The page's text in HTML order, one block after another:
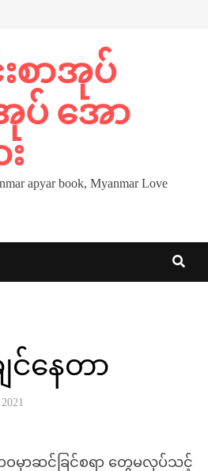
းစာအုပ်
ပ် အော
apyar book, Myanmar Love
င်နေတာ
ဝမှာဆင်ခြင်စရာ တွေမလုပ်သင့်